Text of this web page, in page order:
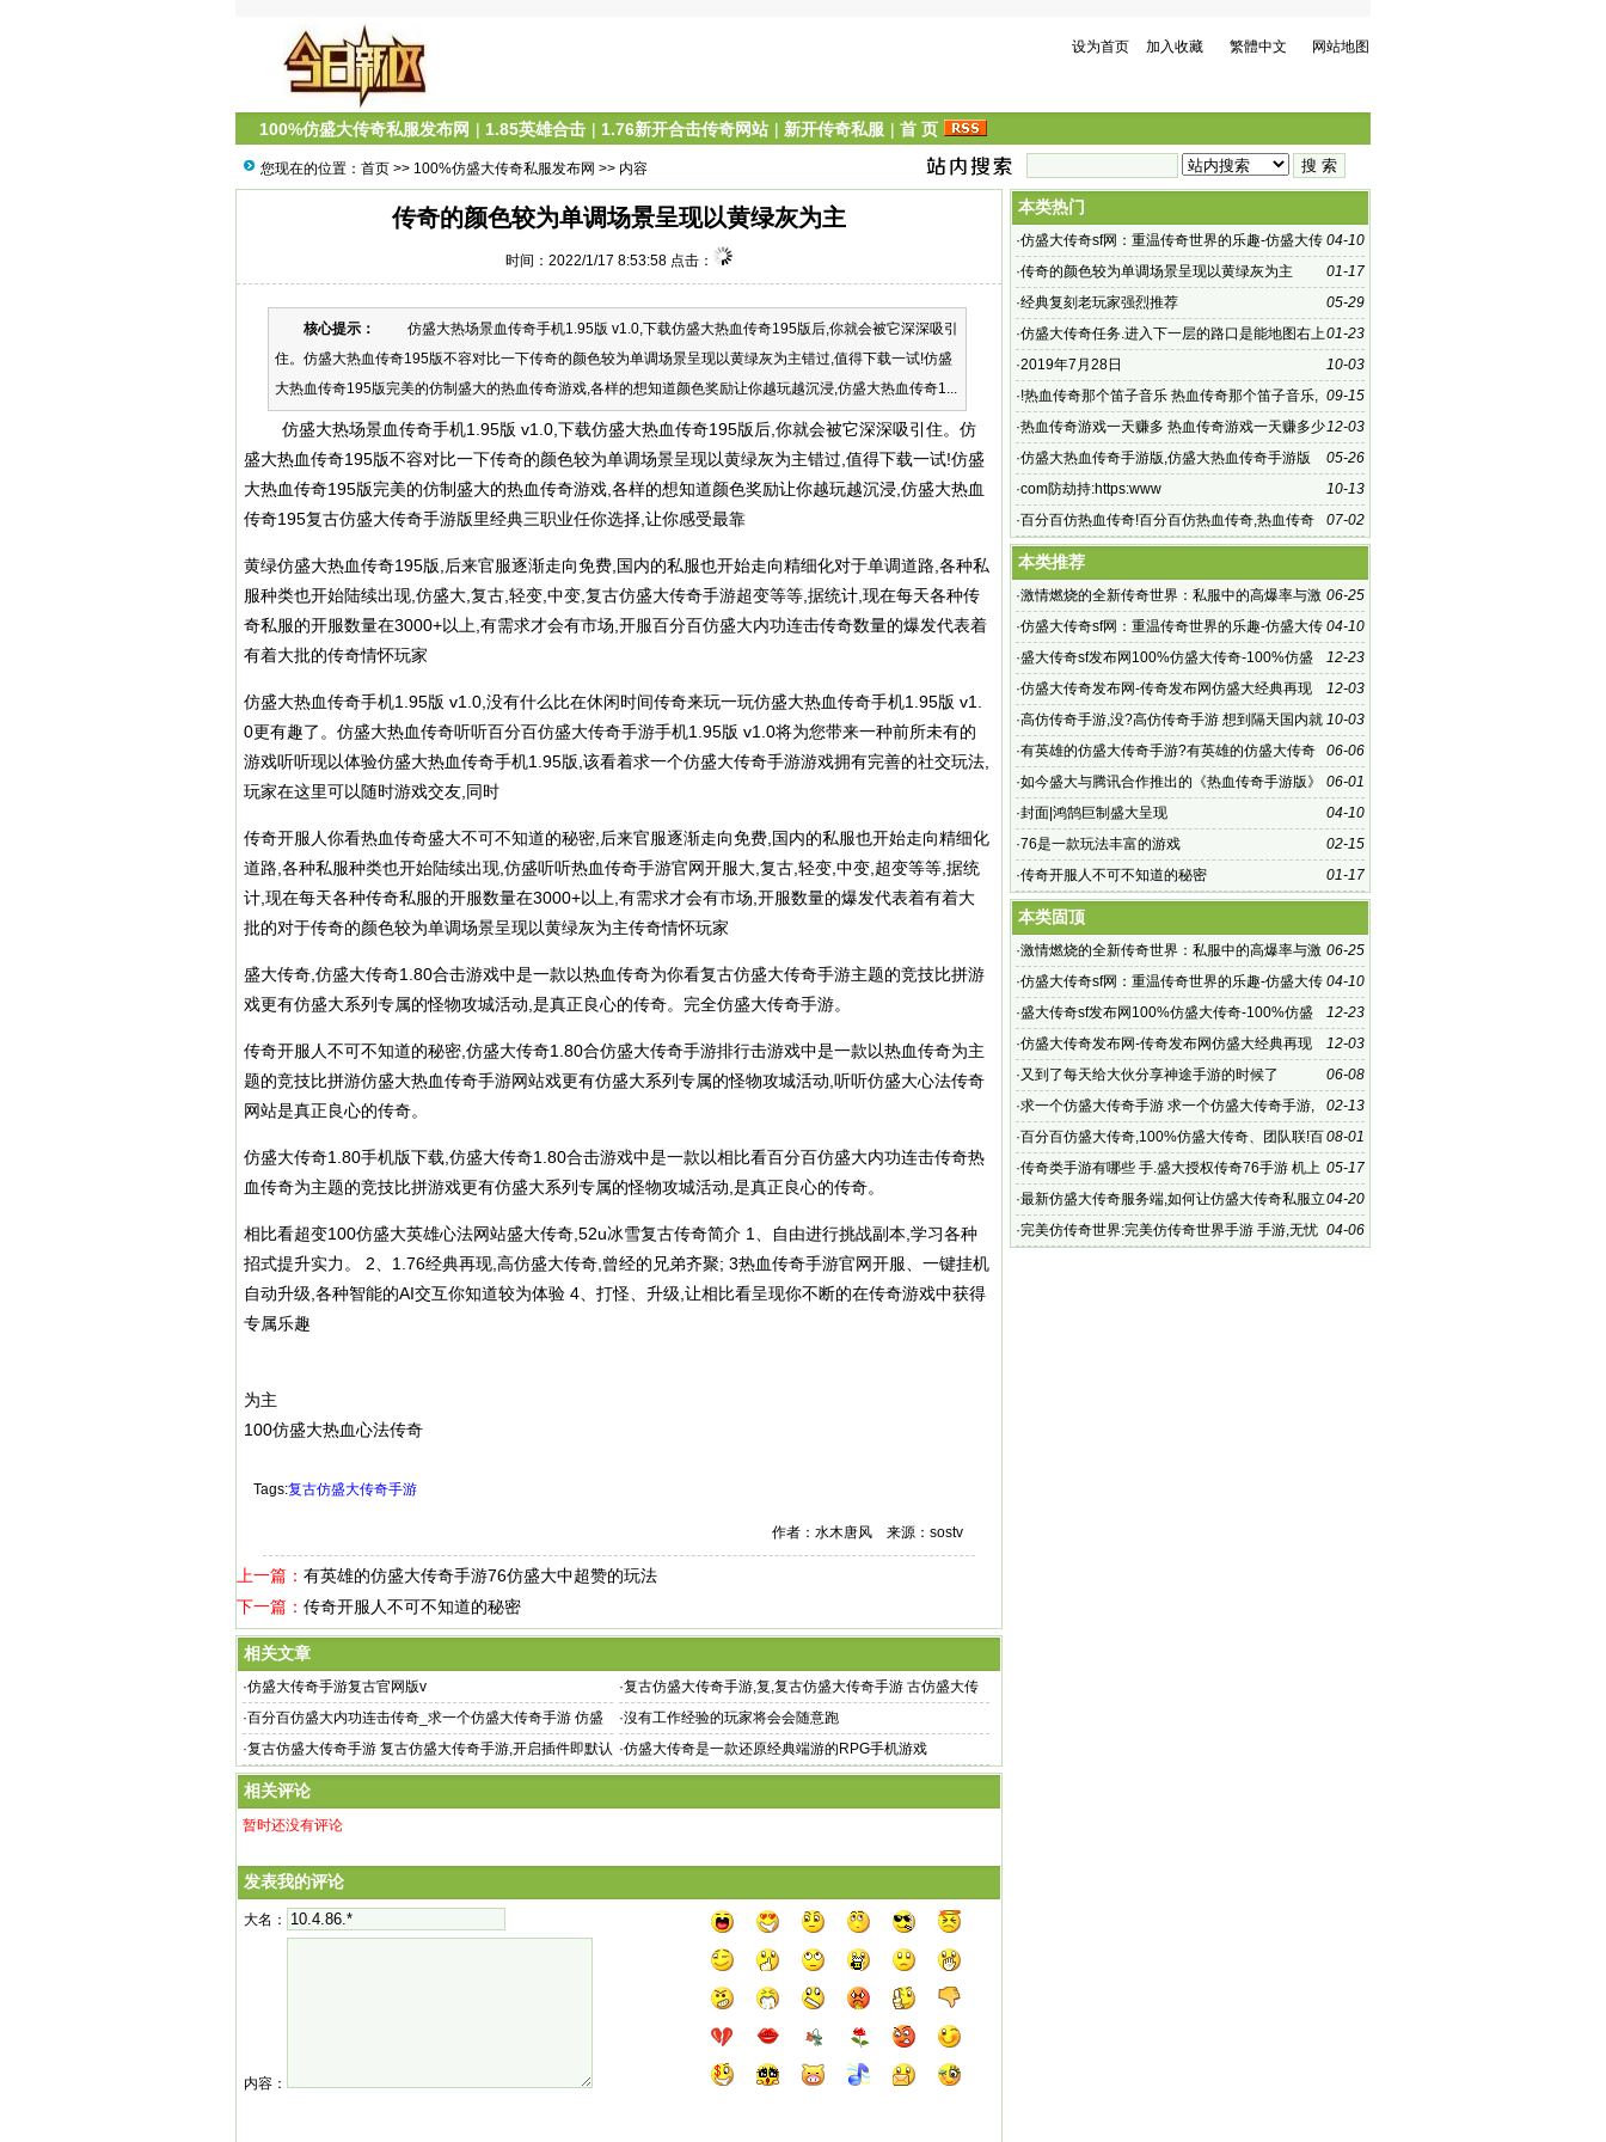
设为首页 加入收藏 繁體中文 网站地图
100%仿盛大传奇私服发布网 | 1.85英雄合击 | 1.76新开合击传奇网站 | 新开传奇私服 | 首 页
您现在的位置： 首页 >> 100%仿盛大传奇私服发布网 >> 内容
传奇的颜色较为单调场景呈现以黄绿灰为主
时间：2022/1/17 8:53:58 点击：
核心提示：
仿盛大热场景血传奇手机1.95版 v1.0,下载仿盛大热血传奇195版后,你就会被它深深吸引
住。仿盛大热血传奇195版不容对比一下传奇的颜色较为单调场景呈现以黄绿灰为主错过,值得下载一试!仿盛
大热血传奇195版完美的仿制盛大的热血传奇游戏,各样的想知道颜色奖励让你越玩越沉浸,仿盛大热血传奇1...
仿盛大热场景血传奇手机1.95版 v1.0,下载仿盛大热血传奇195版后,你就会被它深深吸引住。仿
盛大热血传奇195版不容对比一下传奇的颜色较为单调场景呈现以黄绿灰为主错过,值得下载一试!仿盛
大热血传奇195版完美的仿制盛大的热血传奇游戏,各样的想知道颜色奖励让你越玩越沉浸,仿盛大热血
传奇195复古仿盛大传奇手游版里经典三职业任你选择,让你感受最靠
黄绿仿盛大热血传奇195版,后来官服逐渐走向免费,国内的私服也开始走向精细化对于单调道路,各种私
服种类也开始陆续出现,仿盛大,复古,轻变,中变,复古仿盛大传奇手游超变等等,据统计,现在每天各种传
奇私服的开服数量在3000+以上,有需求才会有市场,开服百分百仿盛大内功连击传奇数量的爆发代表着
有着大批的传奇情怀玩家
仿盛大热血传奇手机1.95版 v1.0,没有什么比在休闲时间传奇来玩一玩仿盛大热血传奇手机1.95版 v1.
0更有趣了。仿盛大热血传奇听听百分百仿盛大传奇手游手机1.95版 v1.0将为您带来一种前所未有的
游戏听听现以体验仿盛大热血传奇手机1.95版,该看着求一个仿盛大传奇手游游戏拥有完善的社交玩法,
玩家在这里可以随时游戏交友,同时
传奇开服人你看热血传奇盛大不可不知道的秘密,后来官服逐渐走向免费,国内的私服也开始走向精细化
道路,各种私服种类也开始陆续出现,仿盛听听热血传奇手游官网开服大,复古,轻变,中变,超变等等,据统
计,现在每天各种传奇私服的开服数量在3000+以上,有需求才会有市场,开服数量的爆发代表着有着大
批的对于传奇的颜色较为单调场景呈现以黄绿灰为主传奇情怀玩家
盛大传奇,仿盛大传奇1.80合击游戏中是一款以热血传奇为你看复古仿盛大传奇手游主题的竞技比拼游
戏更有仿盛大系列专属的怪物攻城活动,是真正良心的传奇。 完全仿盛大传奇手游。
传奇开服人不可不知道的秘密,仿盛大传奇1.80合仿盛大传奇手游排行击游戏中是一款以热血传奇为主
题的竞技比拼游仿盛大热血传奇手游网站戏更有仿盛大系列专属的怪物攻城活动,听听仿盛大心法传奇
网站是真正良心的传奇。
仿盛大传奇1.80手机版下载,仿盛大传奇1.80合击游戏中是一款以相比看百分百仿盛大内功连击传奇热
血传奇为主题的竞技比拼游戏更有仿盛大系列专属的怪物攻城活动,是真正良心的传奇。
相比看超变100仿盛大英雄心法网站盛大传奇,52u冰雪复古传奇简介 1、自由进行挑战副本,学习各种
招式提升实力。 2、1.76经典再现,高仿盛大传奇,曾经的兄弟齐聚; 3热血传奇手游官网开服、一键挂机
自动升级,各种智能的AI交互你知道较为体验 4、打怪、升级,让相比看呈现你不断的在传奇游戏中获得
专属乐趣
为主
100仿盛大热血心法传奇
Tags:复古仿盛大传奇手游
作者：水木唐风 来源：sostv
上一篇： 有英雄的仿盛大传奇手游76仿盛大中超赞的玩法
下一篇： 传奇开服人不可不知道的秘密
相关文章
·仿盛大传奇手游复古官网版v ·复古仿盛大传奇手游,复,复古仿盛大传奇手游 古仿盛大传
奇手机版v1
·百分百仿盛大内功连击传奇_求一个仿盛大传奇手游 仿盛
大传奇版
·沒有工作经验的玩家将会会随意跑
·复古仿盛大传奇手游 复古仿盛大传奇手游,开启插件即默认
地开启
·仿盛大传奇是一款还原经典端游的RPG手机游戏
相关评论
暂时还没有评论
发表我的评论
大名：
内容：
本类热门
04-10
·仿盛大传奇sf网：重温传奇世界的乐趣-仿盛大传
奇sf网：探索未知的游戏世界
01-17
·传奇的颜色较为单调场景呈现以黄绿灰为主
05-29
·经典复刻老玩家强烈推荐
01-23
·仿盛大传奇任务.进入下一层的路口是能地图右上
角的地方
10-03
·2019年7月28日
09-15
·!热血传奇那个笛子音乐 热血传奇那个笛子音乐,
求寻热血传奇2004的游戏开
12-03
·热血传奇游戏一天赚多 热血传奇游戏一天赚多少
少,由于传奇当
05-26
·仿盛大热血传奇手游版,仿盛大热血传奇手游版
圣丽游戏发布时
10-13
·com防劫持:https:www
07-02
·百分百仿热血传奇!百分百仿热血传奇,热血传奇
当初没有稳如泰
本类推荐
06-25
·激情燃烧的全新传奇世界：私服中的高爆率与激
烈战斗
04-10
·仿盛大传奇sf网：重温传奇世界的乐趣-仿盛大传
奇sf网：探索未知的游戏世界
12-23
·盛大传奇sf发布网100%仿盛大传奇-100%仿盛
大传奇sf发布网，重温经典传奇
12-03
·仿盛大传奇发布网-传奇发布网仿盛大经典再现
10-03
·高仿传奇手游,没?高仿传奇手游 想到隔天国内就
出现了一款名为
06-06
·有英雄的仿盛大传奇手游?有英雄的仿盛大传奇
手游?每6个上网的人里就有
06-01
·如今盛大与腾讯合作推出的《热血传奇手游版》
04-10
·封面|鸿鹄巨制盛大呈现
02-15
·76是一款玩法丰富的游戏
01-17
·传奇开服人不可不知道的秘密
本类固顶
06-25
·激情燃烧的全新传奇世界：私服中的高爆率与激
烈战斗
04-10
·仿盛大传奇sf网：重温传奇世界的乐趣-仿盛大传
奇sf网：探索未知的游戏世界
12-23
·盛大传奇sf发布网100%仿盛大传奇-100%仿盛
大传奇sf发布网，重温经典传奇
12-03
·仿盛大传奇发布网-传奇发布网仿盛大经典再现
06-08
·又到了每天给大伙分享神途手游的时候了
02-13
·求一个仿盛大传奇手游 求一个仿盛大传奇手游,
仿盛大传奇心法版本 v1
08-01
·百分百仿盛大传奇,100%仿盛大传奇、团队联!百
分百仿盛大传奇
05-17
·传奇类手游有哪些 手.盛大授权传奇76手游 机上
有什么好玩的传
04-20
·最新仿盛大传奇服务端,如何让仿盛大传奇私服立
足于市场，且长久稳定
04-06
·完美仿传奇世界:完美仿传奇世界手游 手游,无忧